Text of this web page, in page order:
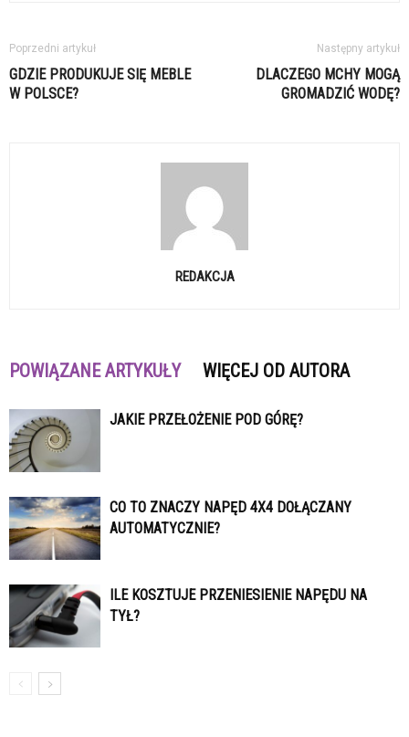
Poprzedni artykuł
GDZIE PRODUKUJE SIĘ MEBLE
W POLSCE?
Następny artykuł
DLACZEGO MCHY MOGĄ
GROMADZIĆ WODĘ?
REDAKCJA
POWIĄZANE ARTYKUŁY WIĘCEJ OD AUTORA
JAKIE PRZEŁOŻENIE POD GÓRĘ?
CO TO ZNACZY NAPĘD 4X4 DOŁĄCZANY
AUTOMATYCZNIE?
ILE KOSZTUJE PRZENIESIENIE NAPĘDU NA
TYŁ?